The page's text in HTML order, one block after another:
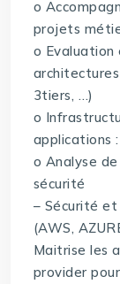
o
projets
o
3tiers, …)
o
applications
o Analyse
sécurité
– Sécurité
(AWS,
Maitrise les
provider